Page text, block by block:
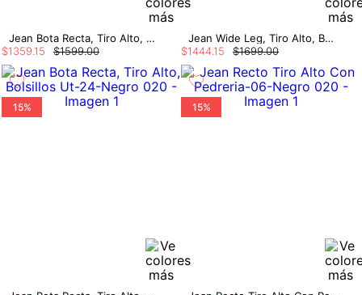
Jean Bota Recta, Tiro Alto, Bolsillos Ch
$1599.00
$1359.15
Jean Wide Leg, Tiro Alto, Bolsillos Util
$1699.00
$1444.15
15% 15%